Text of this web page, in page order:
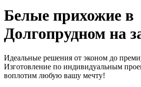
Белые прихожие в
Долгопрудном на
Идеальные решения от эконом до
Изготовление по индивидуальным
воплотим любую вашу мечту!